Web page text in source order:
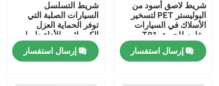
شريط لاصق أسود من
البوليستر PET لتسخير
الأسلاك في السيارات
مقاوم للحريق T01
إرسال استفسار
شريط التسلسل
السيارات الصلبة التي
توفر الحماية العزل
الكهربائي والأداء طويل
الأمد لتطبيقات الأسلاك
المركباتإرسال استفسار